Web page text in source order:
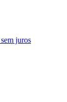
sem juros